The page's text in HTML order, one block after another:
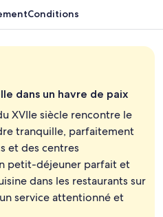
Terrasse/Patio
Conditions
dans un havre de paix
XVIIe siècle rencontre le
tranquille, parfaitement
et des centres
petit-déjeuner parfait et
dans les restaurants sur
service attentionné et